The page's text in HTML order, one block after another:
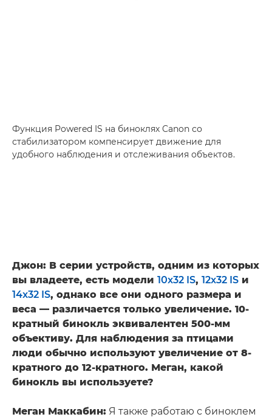
Функция Powered IS на биноклях Canon со
стабилизатором компенсирует движение для
удобного наблюдения и отслеживания объектов.
Джон: В серии устройств, одним из которых
вы владеете, есть модели 10x32 IS, 12x32 IS и
14x32 IS, однако все они одного размера и
веса — различается только увеличение. 10-
кратный бинокль эквивалентен 500-мм
объективу. Для наблюдения за птицами
люди обычно используют увеличение от 8-
кратного до 12-кратного. Меган, какой
бинокль вы используете?
Меган Маккабин: Я также работаю с биноклем